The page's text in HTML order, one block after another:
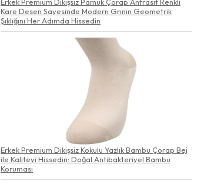
Kare Desen Sayesinde Modern Grinin Geometrik
Şıklığını Her Adımda Hissedin
Erkek Premium Dikişsiz Kokulu Yazlık Bambu Çorap Bej
ile Kaliteyi Hissedin: Doğal Antibakteriyel Bambu
Koruması